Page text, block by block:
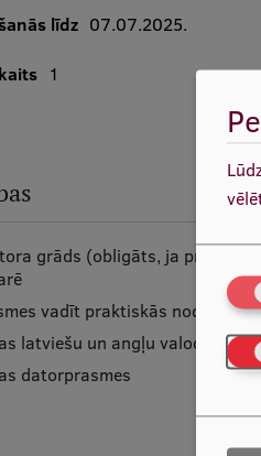
līdz 07.07.2025.
1
grāds (obligāts, ja
vadīt praktiskās
latviešu un angļu valodas
datorprasmes